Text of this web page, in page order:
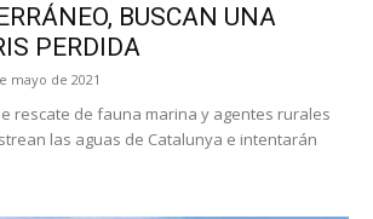
BUSCAN UNA
PERDIDA
mayo de 2021
rescate de fauna marina y agentes rurales
las aguas de Catalunya e intentarán